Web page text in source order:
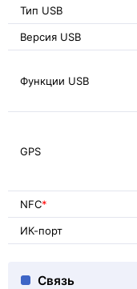
Тип USB
Версия USB
Функции USB
GPS
NFC*
ИК-порт
Связь